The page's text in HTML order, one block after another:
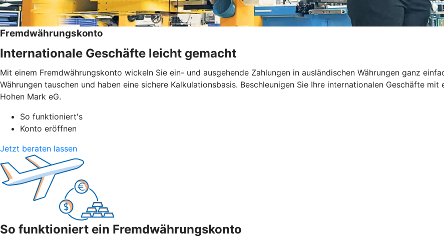
Fremdwährungskonto
Internationale Geschäfte leicht gemacht
Mit einem Fremdwährungskonto wickeln Sie ein- und ausgehende Zahlungen in ausländischen Währungen ganz
Währungen tauschen und haben eine sichere Kalkulationsbasis. Beschleunigen Sie Ihre internationalen Geschäfte
Hohen Mark eG.
So funktioniert's
Konto eröffnen
Jetzt beraten lassen
So funktioniert ein Fremdwährungskonto